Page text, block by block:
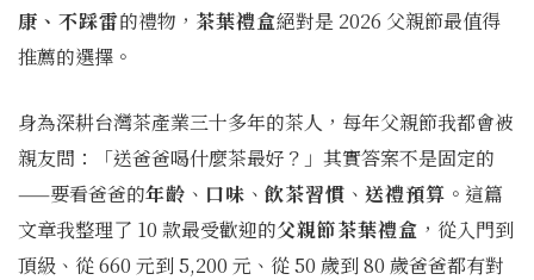
康、不踩雷的禮物， 茶葉禮盒絕對是 2026 父親節最值得
推薦的選擇。
身為深耕台灣茶產業三十多年的茶人，每年父親節我都會被
親友問：「送爸爸喝什麼茶最好？」其實答案不是固定的
——要看爸爸的年齡 、 口味 、 飲茶習慣 、 送禮預算 。這篇
文章我整理了 10 款最受歡迎的父親節茶葉禮盒 ，從入門到
頂級、從 660 元到 5,200 元、從 50 歲到 80 歲爸爸都有對